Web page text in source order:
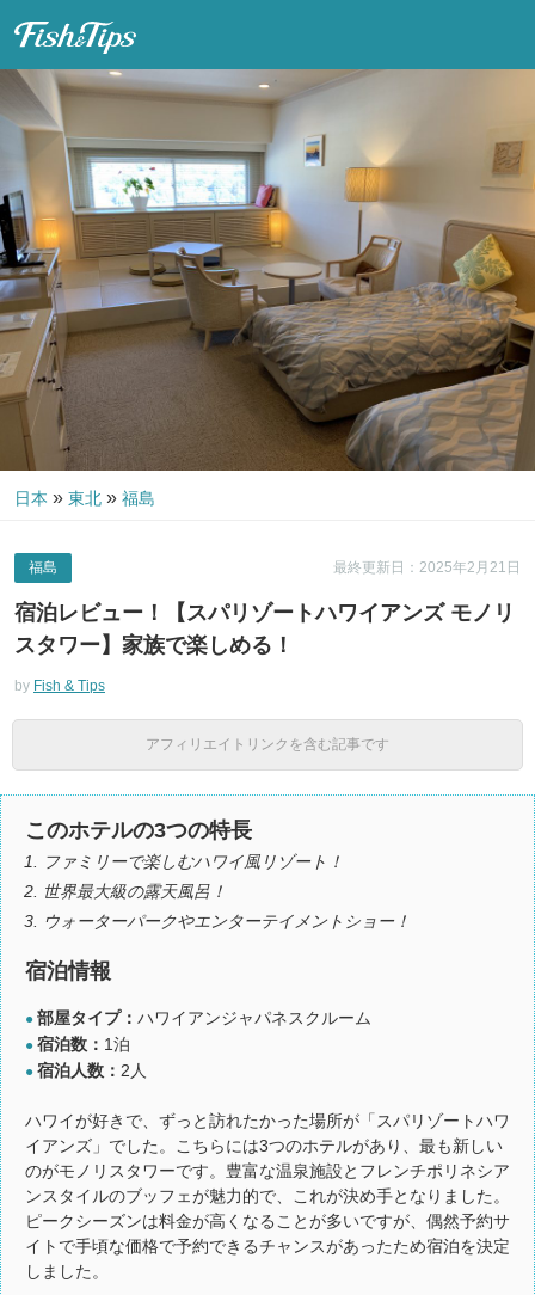
日本 » 東北 » 福島
最終更新日：2025年2月21日
福島
宿泊レビュー！【スパリゾートハワイアンズ モノリ
スタワー】家族で楽しめる！
by Fish & Tips
アフィリエイトリンクを含む記事です
このホテルの3つの特長
ファミリーで楽しむハワイ風リゾート！
世界最大級の露天風呂！
ウォーターパークやエンターテイメントショー！
宿泊情報
● 部屋タイプ： ハワイアンジャパネスクルーム
● 宿泊数： 1泊
● 宿泊人数： 2人
ハワイが好きで、ずっと訪れたかった場所が「スパリゾートハワ
イアンズ」でした。こちらには3つのホテルがあり、最も新しい
のがモノリスタワーです。豊富な温泉施設とフレンチポリネシア
ンスタイルのブッフェが魅力的で、これが決め手となりました。
ピークシーズンは料金が高くなることが多いですが、偶然予約サ
イトで手頃な価格で予約できるチャンスがあったため宿泊を決定
しました。